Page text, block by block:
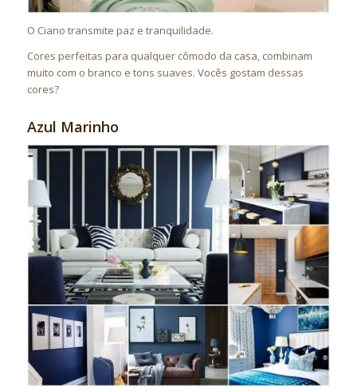
O Ciano transmite paz e tranquilidade.
Cores perfeitas para qualquer cômodo da casa, combinam
muito com o branco e tons suaves. Vocês gostam dessas
cores?
Azul Marinho